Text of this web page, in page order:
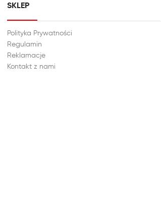
SKLEP
Polityka Prywatności
Regulamin
Reklamacje
Kontakt z nami